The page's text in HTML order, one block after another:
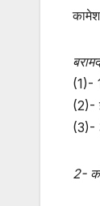
(1)-
(2)-
(3)-
2-